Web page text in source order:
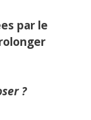
par le
?